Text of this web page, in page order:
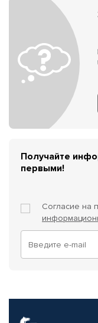
Получайте
первыми!
Согласие на